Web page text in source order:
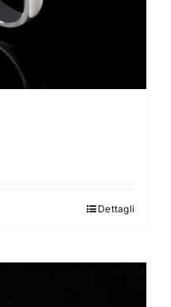
Dettagli